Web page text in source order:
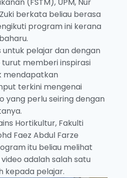
(FSTM), UPM, Nur
berkata beliau berasa
program ini kerana
untuk pelajar dan dengan
memberi inspirasi
mendapatkan
terkini mengenai
yang perlu seiring dengan
Hortikultur, Fakulti
Faez Abdul Farze
itu beliau melihat
adalah salah satu
kepada pelajar.